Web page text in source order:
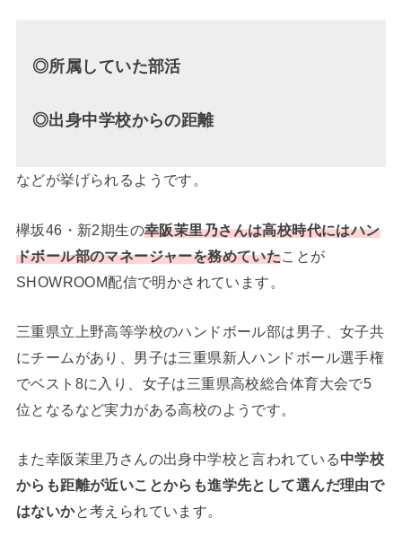
◎所属していた部活
◎出身中学校からの距離
などが挙げられるようです。
欅坂46・新2期生の幸阪茉里乃さんは高校時代にはハン
ドボール部のマネージャーを務めていた ことが
SHOWROOM配信で明かされています。
三重県立上野高等学校のハンドボール部は男子、女子共
にチームがあり、男子は三重県新人ハンドボール選手権
でベスト8に入り、女子は三重県高校総合体育大会で5
位となるなど実力がある高校のようです。
また幸阪茉里乃さんの出身中学校と言われている中学校
からも距離が近いことからも進学先として選んだ理由で
はないかと考えられています。